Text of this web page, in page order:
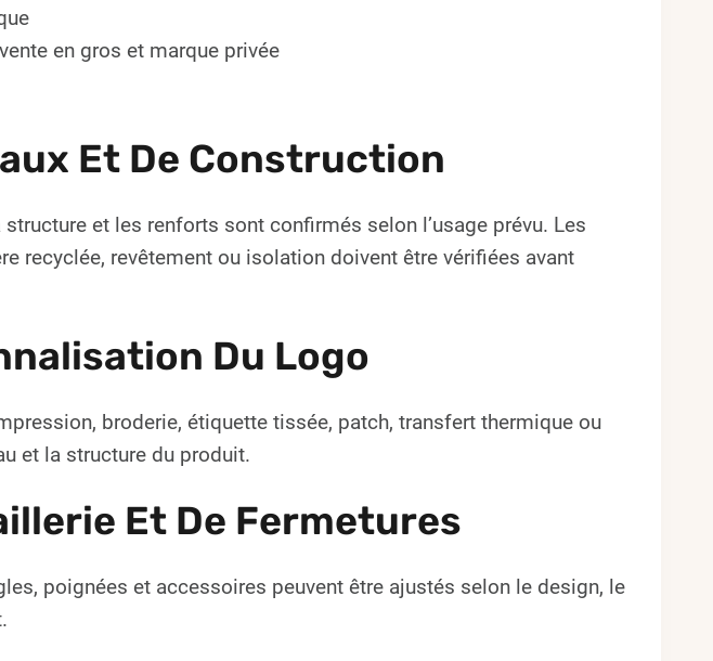
en gros et marque privée
Et De Construction
et les renforts sont confirmés selon l’usage prévu. Les
recyclée, revêtement ou isolation doivent être vérifiées avant
Du Logo
broderie, étiquette tissée, patch, transfert thermique ou
et la structure du produit.
Et De Fermetures
poignées et accessoires peuvent être ajustés selon le design, le